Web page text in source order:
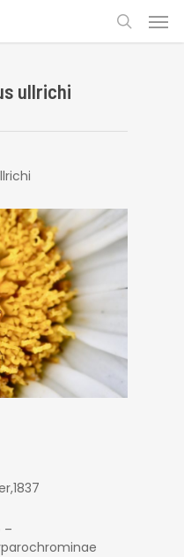
search
ullrichi
–